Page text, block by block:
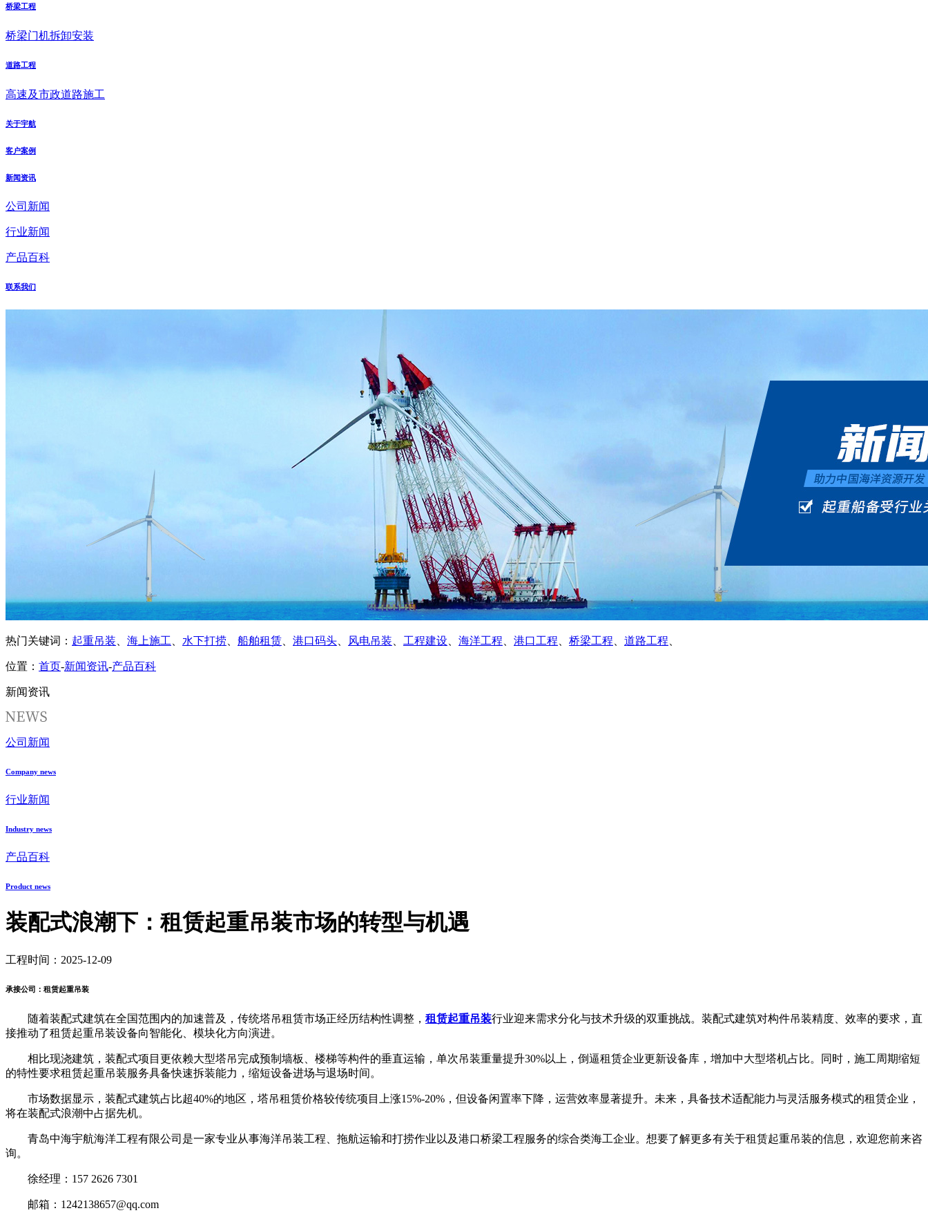
桥梁工程
桥梁门机拆卸安装
道路工程
高速及市政道路施工
关于宇航
客户案例
新闻资讯
公司新闻
行业新闻
产品百科
联系我们
热门关键词： 起重吊装、 海上施工、 水下打捞、 船舶租赁、 港口码头、 风电吊装、 工程建设、 海洋工程、 港口工程、 桥梁工程、 道路工程、
位置： 首页-新闻资讯-产品百科
新闻资讯
公司新闻
Company news
行业新闻
Industry news
产品百科
Product news
装配式浪潮下：租赁起重吊装市场的转型与机遇
工程时间：2025-12-09
承接公司：租赁起重吊装
随着装配式建筑在全国范围内的加速普及，传统塔吊租赁市场正经历结构性调整， 租赁起重吊装行业迎来需求分化与技术升级的双重挑战。装配式建筑对构件吊装精度、效率的要求，直
接推动了租赁起重吊装设备向智能化、模块化方向演进。
相比现浇建筑，装配式项目更依赖大型塔吊完成预制墙板、楼梯等构件的垂直运输，单次吊装重量提升30%以上，倒逼租赁企业更新设备库，增加中大型塔机占比。同时，施工周期缩短
的特性要求租赁起重吊装服务具备快速拆装能力，缩短设备进场与退场时间。
市场数据显示，装配式建筑占比超40%的地区，塔吊租赁价格较传统项目上涨15%-20%，但设备闲置率下降，运营效率显著提升。未来，具备技术适配能力与灵活服务模式的租赁企业，
将在装配式浪潮中占据先机。
青岛中海宇航海洋工程有限公司是一家专业从事海洋吊装工程、拖航运输和打捞作业以及港口桥梁工程服务的综合类海工企业。想要了解更多有关于租赁起重吊装的信息，欢迎您前来咨
询。
徐经理：157 2626 7301
邮箱：1242138657@qq.com